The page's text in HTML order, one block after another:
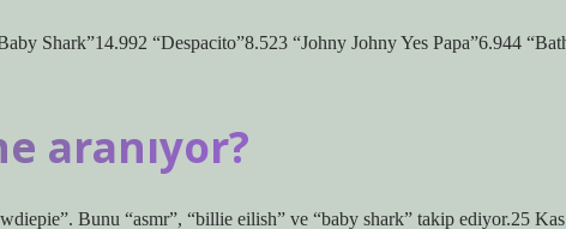
Shark”14.992 “Despacito”8.523 “Johny Johny Yes Papa”6.944
aranıyor?
Bunu “asmr”, “billie eilish” ve “baby shark” takip ediyor.25 Kas